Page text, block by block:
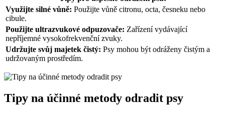
Využijte silné vůně: Použijte vůně citronu, octa, česneku nebo
cibule.
Použijte ultrazvukové odpuzovače: Zařízení vydávající
nepříjemné vysokofrekvenční zvuky.
Udržujte svůj majetek čistý: Psy mohou být odráženy čistým a
udržovaným prostředím.
Tipy na účinné metody odradit psy